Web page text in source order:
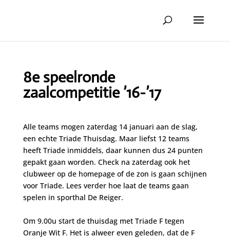
8e speelronde
zaalcompetitie ’16-’17
Alle teams mogen zaterdag 14 januari aan de slag,
een echte Triade Thuisdag. Maar liefst 12 teams
heeft Triade inmiddels, daar kunnen dus 24 punten
gepakt gaan worden. Check na zaterdag ook het
clubweer op de homepage of de zon is gaan schijnen
voor Triade. Lees verder hoe laat de teams gaan
spelen in sporthal De Reiger.
Om 9.00u start de thuisdag met Triade F tegen
Oranje Wit F. Het is alweer even geleden, dat de F